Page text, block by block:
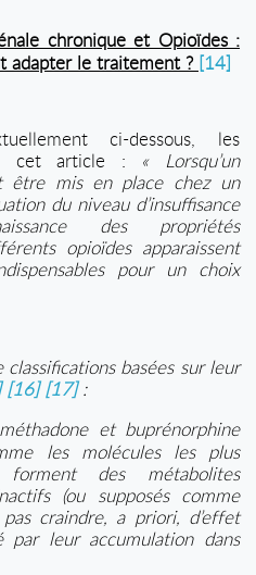
chronique et Opioïdes :
adapter le traitement ? [14]
ci-dessous, les
cet article : « Lorsqu’un
être mis en place chez un
du niveau d’insuffisance
des propriétés
opioïdes apparaissent
pour un choix
basées sur leur
[16] [17]:
et buprénorphine
les molécules les plus
des métabolites
(ou supposés comme
craindre, a priori, d’effet
par leur accumulation dans